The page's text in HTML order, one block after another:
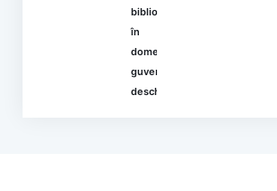
bibliografice
în
domeniul
guvernării
deschise